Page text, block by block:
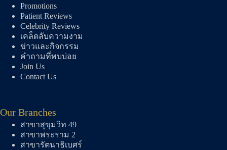
Promotions
Patient Reviews
Celebrity Reviews
เคล็ดลับความงาม
ข่าวและกิจกรรม
คำถามที่พบบ่อย
Join Us
Contact Us
Our Branches
สาขาสุขุมวิท 49
สาขาพระราม 2
สาขารัตนาธิเบศร์